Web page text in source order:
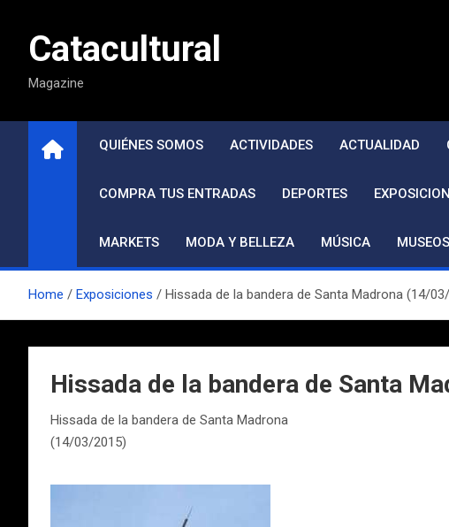
contenidoCatacultural
Magazine
QUIÉNES SOMOS ACTIVIDADES ACTUALIDAD
COMPRA TUS ENTRADAS DEPORTES
MARKETS MODA Y BELLEZA MÚSICA MUSEOS
Home Exposiciones Hissada de la bandera de Santa Madrona (14/
Hissada de la bandera de Santa
Hissada de la bandera de Santa Madrona
(14/03/2015)